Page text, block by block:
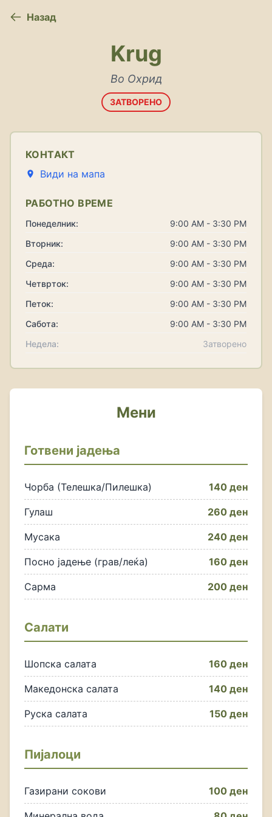
Назад
Krug
Во Охрид
ЗАТВОРЕНО
КОНТАКТ
Види на мапа
РАБОТНО ВРЕМЕ
Понеделник:
9:00 AM - 3:30 PM
Вторник:
9:00 AM - 3:30 PM
Среда:
9:00 AM - 3:30 PM
Четврток:
9:00 AM - 3:30 PM
Петок:
9:00 AM - 3:30 PM
Сабота:
9:00 AM - 3:30 PM
Недела:
Затворено
Мени
Готвени јадења
Чорба (Телешка/Пилешка) 140 ден
Гулаш 260 ден
Мусака 240 ден
Посно јадење (грав/леќа) 160 ден
Сарма 200 ден
Салати
Шопска салата 160 ден
Македонска салата 140 ден
Руска салата 150 ден
Пијалоци
Газирани сокови 100 ден